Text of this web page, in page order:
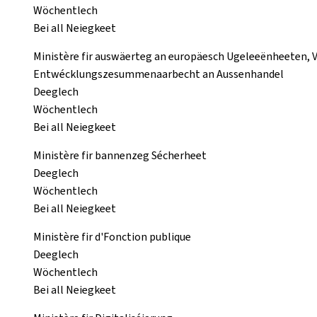
Wöchentlech
Bei all Neiegkeet
Ministère fir auswäerteg an europäesch Ugeleeënheeten,
Entwécklungszesummenaarbecht an Aussenhandel
Deeglech
Wöchentlech
Bei all Neiegkeet
Ministère fir bannenzeg Sécherheet
Deeglech
Wöchentlech
Bei all Neiegkeet
Ministère fir d'Fonction publique
Deeglech
Wöchentlech
Bei all Neiegkeet